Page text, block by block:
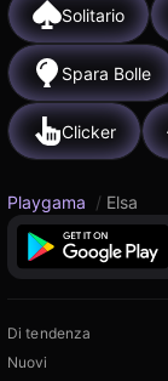
Solitario
Spara Bolle
Clicker
Playgama / Elsa
Di tendenza
Nuovi